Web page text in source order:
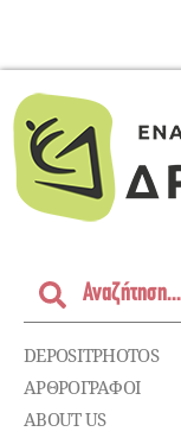
DEPOSITPHOTOS
ΑΡΘΡΟΓΡΑΦΟΙ
ABOUT US